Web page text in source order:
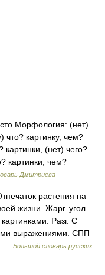
Морфология: (нет)
что? картинку, чем?
картинки, (нет) чего?
картинки, чем?
Дмитриева
растения на
жизни. Жарг. угол.
Разг. С
выражениями. СПП
…
Большой словарь русских